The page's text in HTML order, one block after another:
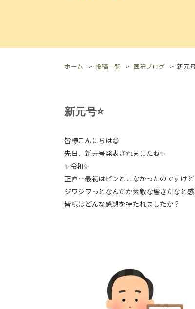
ホーム 投稿一覧 医院ブログ 新元
新元号⭐️
皆様こんにちは😃
先日、新元号発表されましたね✨
✨令和✨
正直‥最初はピンとこなかったのですけど
ジワジワっとなんだか素敵な響きだなと
皆様はどんな感想を持たれましたか？